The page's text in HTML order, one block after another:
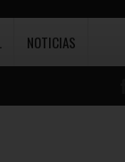
NOTICIAS